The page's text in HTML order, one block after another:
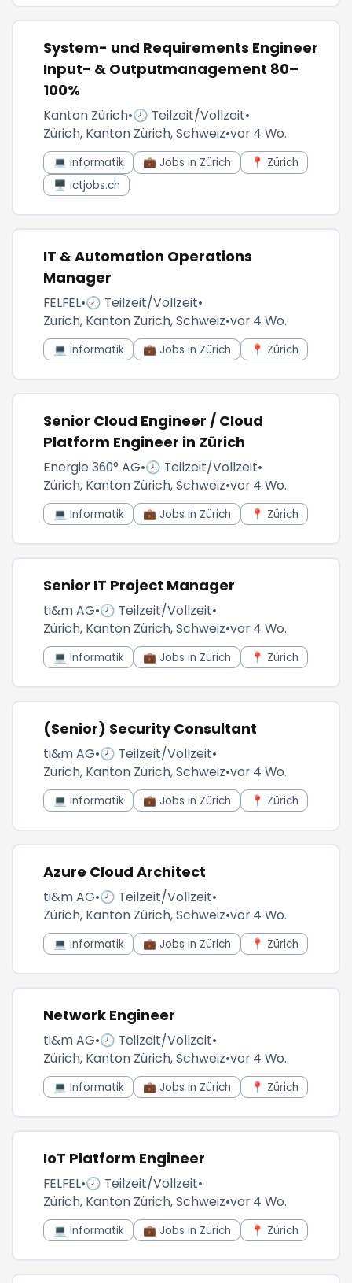
System- und Requirements Engineer
Input- & Outputmanagement 80–
100%
Kanton Zürich•🕗 Teilzeit/Vollzeit•
Zürich, Kanton Zürich, Schweiz•vor 4 Wo.
💻 Informatik 💼 Jobs in Zürich
📍 Zürich
🖥️ ictjobs.ch
IT & Automation Operations
Manager
FELFEL•🕗 Teilzeit/Vollzeit•
Zürich, Kanton Zürich, Schweiz•vor 4 Wo.
💻 Informatik 💼 Jobs in Zürich 📍 Zürich
Senior Cloud Engineer / Cloud
Platform Engineer in Zürich
Energie 360° AG•🕗 Teilzeit/Vollzeit•
Zürich, Kanton Zürich, Schweiz•vor 4 Wo.
💻 Informatik 💼 Jobs in Zürich 📍 Zürich
Senior IT Project Manager
ti&m AG•🕗 Teilzeit/Vollzeit•
Zürich, Kanton Zürich, Schweiz•vor 4 Wo.
💻 Informatik 💼 Jobs in Zürich 📍 Zürich
(Senior) Security Consultant
ti&m AG•🕗 Teilzeit/Vollzeit•
Zürich, Kanton Zürich, Schweiz•vor 4 Wo.
💻 Informatik 💼 Jobs in Zürich 📍 Zürich
Azure Cloud Architect
ti&m AG•🕗 Teilzeit/Vollzeit•
Zürich, Kanton Zürich, Schweiz•vor 4 Wo.
💻 Informatik 💼 Jobs in Zürich 📍 Zürich
Network Engineer
ti&m AG•🕗 Teilzeit/Vollzeit•
Zürich, Kanton Zürich, Schweiz•vor 4 Wo.
💻 Informatik 💼 Jobs in Zürich 📍 Zürich
IoT Platform Engineer
FELFEL•🕗 Teilzeit/Vollzeit•
Zürich, Kanton Zürich, Schweiz•vor 4 Wo.
💻 Informatik 💼 Jobs in Zürich 📍 Zürich